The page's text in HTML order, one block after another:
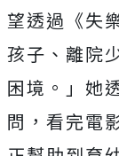
望透過《失
孩子、離院
困境。」她
問，看完電